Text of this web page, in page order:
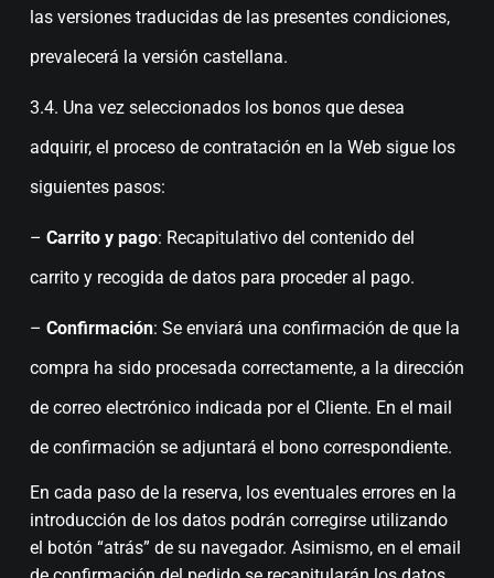
las versiones traducidas de las presentes condiciones,
prevalecerá la versión castellana.
3.4. Una vez seleccionados los bonos que desea
adquirir, el proceso de contratación en la Web sigue los
siguientes pasos:
– Carrito y pago: Recapitulativo del contenido del
carrito y recogida de datos para proceder al pago.
– Confirmación: Se enviará una confirmación de que la
compra ha sido procesada correctamente, a la dirección
de correo electrónico indicada por el Cliente. En el mail
de confirmación se adjuntará el bono correspondiente.
En cada paso de la reserva, los eventuales errores en la
introducción de los datos podrán corregirse utilizando
el botón “atrás” de su navegador. Asimismo, en el email